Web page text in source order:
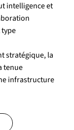
intelligence et
stratégique, la
tenue
infrastructure